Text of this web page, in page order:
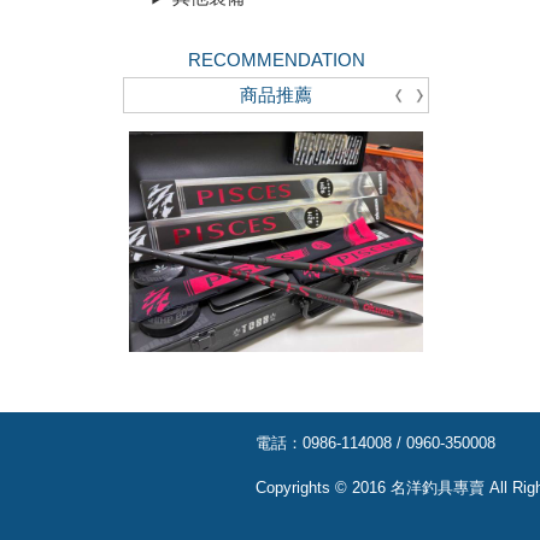
RECOMMENDATION
商品推薦
電話： 0986-114008 / 0960-350008
Copyrights © 2016 名洋釣具專賣 All